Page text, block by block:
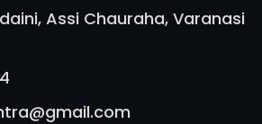
Assi Chauraha, Varanasi